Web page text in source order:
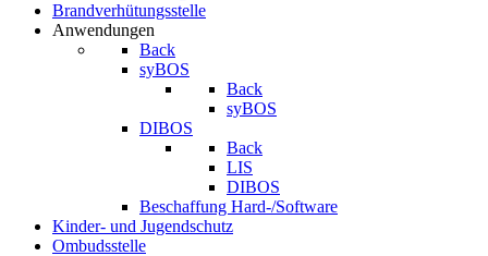
Brandverhütungsstelle
Anwendungen
Back
syBOS
Back
syBOS
DIBOS
Back
LIS
DIBOS
Beschaffung Hard-/Software
Kinder- und Jugendschutz
Ombudsstelle